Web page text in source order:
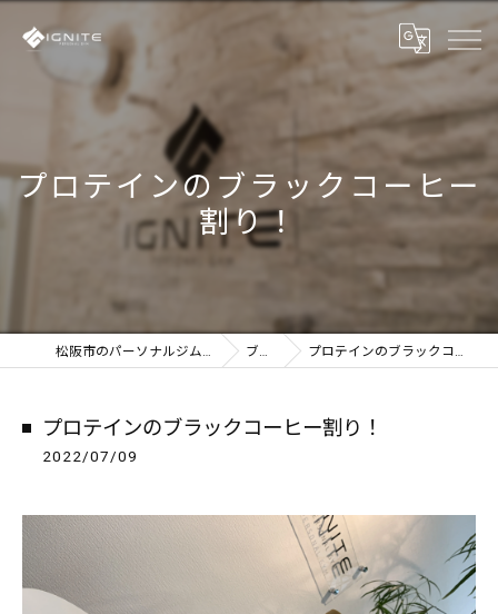
プロテインのブラックコーヒー
割り！
松阪市のパーソナルジムならIGNITE ブログ プロテインのブラックコーヒー割り！
プロテインのブラックコーヒー割り！
2022/07/09